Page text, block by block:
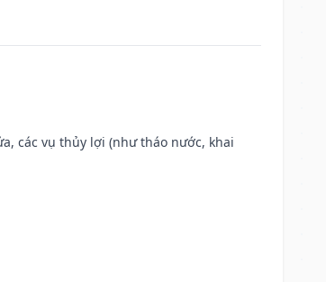
các vụ thủy lợi (như tháo nước, khai